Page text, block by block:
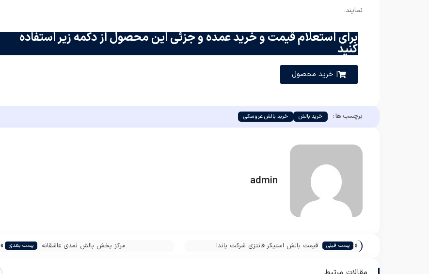
نمایند.
برای استعلام قیمت و خرید عمده و جزئی این محصول از دکمه زیر استفاده
کنید
| خرید محصول
برچسب ها : خرید بالش خرید بالش عروسکی
admin
« پست قبلی قیمت بالش استیکر فانتزی شرکت پاندا مرکز پخش بالش نمدی عاشقانه پست بعدی »